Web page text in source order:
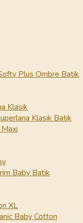
Plus Ombre Batik
Klasik
Klasik Batik
Baby Batik
XL
Baby Cotton